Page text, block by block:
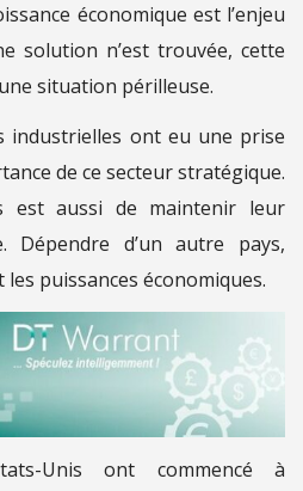
économique est l’enjeu
solution n’est trouvée, cette
situation périlleuse.
industrielles ont eu une prise
de ce secteur stratégique.
est aussi de maintenir leur
Dépendre d’un autre pays,
puissances économiques.
Unis ont commencé à